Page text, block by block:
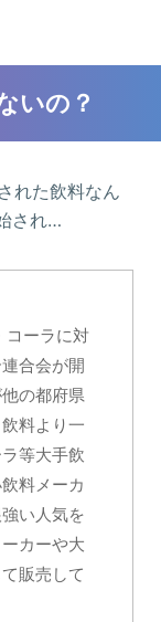
いの？
れた飲料なん
され…
コーラに対
合会が開
の都府県
料より一
等大手飲
料メーカ
い人気を
カーや大
販売して